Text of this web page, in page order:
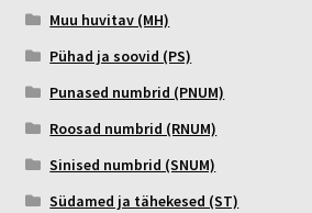
Muu huvitav (MH)
Pühad ja soovid (PS)
Punased numbrid (PNUM)
Roosad numbrid (RNUM)
Sinised numbrid (SNUM)
Südamed ja tähekesed (ST)